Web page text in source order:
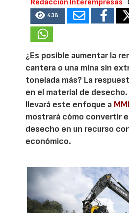
Redacción Interempresas
438
¿Es posible aumentar la
cantera o una mina sin
tonelada más? La
en el material de desecho.
llevará este enfoque a
mostrará cómo convertir
desecho en un recurso
económico.